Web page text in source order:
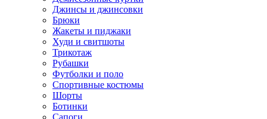
Джинсы и джинсовки
Брюки
Жакеты и пиджаки
Худи и свитшоты
Трикотаж
Рубашки
Футболки и поло
Спортивные костюмы
Шорты
Ботинки